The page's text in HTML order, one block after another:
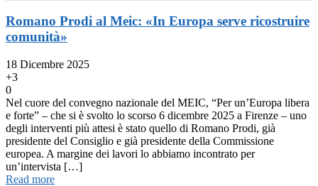
Romano Prodi al Meic: «In Europa serve ricostruire
comunità»
18 Dicembre 2025
+3
0
Nel cuore del convegno nazionale del MEIC, “Per un’Europa libera
e forte” – che si è svolto lo scorso 6 dicembre 2025 a Firenze – uno
degli interventi più attesi è stato quello di Romano Prodi, già
presidente del Consiglio e già presidente della Commissione
europea. A margine dei lavori lo abbiamo incontrato per
un’intervista […]
Read more